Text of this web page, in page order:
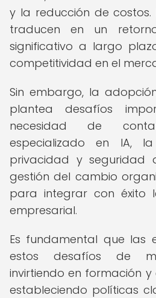
y la reducción de costos.
traducen en un
significativo a largo
competitividad en el
Sin embargo, la
plantea desafíos
necesidad de
especializado en IA,
privacidad y seguridad
gestión del cambio
para integrar con éxito
empresarial.
Es fundamental que las
estos desafíos de
invirtiendo en formación
estableciendo políticas